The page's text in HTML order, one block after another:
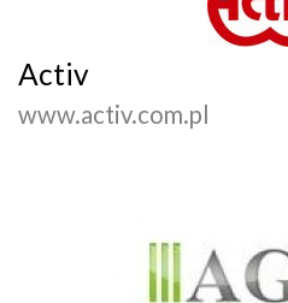
Activ
www.activ.com.pl